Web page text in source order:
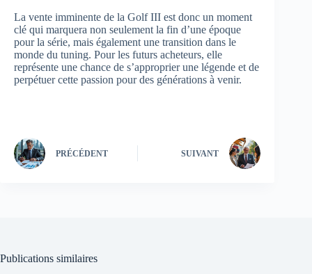
La vente imminente de la Golf III est donc un moment
clé qui marquera non seulement la fin d’une époque
pour la série, mais également une transition dans le
monde du tuning. Pour les futurs acheteurs, elle
représente une chance de s’approprier une légende et de
perpétuer cette passion pour des générations à venir.
PRÉCÉDENT SUIVANT
Publications similaires